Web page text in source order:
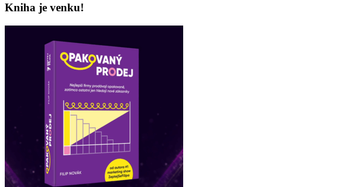
Kniha je venku!